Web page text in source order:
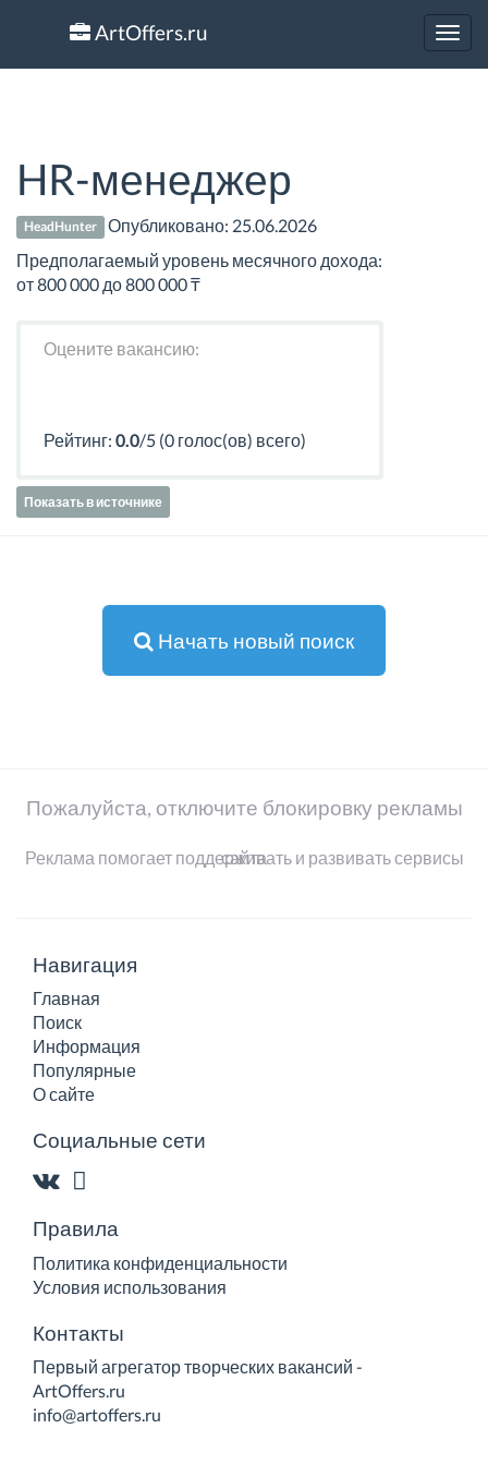
ArtOffers.ru
HR-менеджер
HeadHunter Опубликовано: 25.06.2026
Предполагаемый уровень месячного дохода:
от 800 000 до 800 000 ₸
Оцените вакансию:
Рейтинг: 0.0/5 (0 голос(ов) всего)
Показать в источнике
Начать новый поиск
Пожалуйста, отключите блокировку рекламы
Реклама помогает поддерживать и развивать сервисы сайта
Навигация
Главная
Поиск
Информация
Популярные
О сайте
Социальные сети
Правила
Политика конфиденциальности
Условия использования
Контакты
Первый агрегатор творческих вакансий -
ArtOffers.ru
info@artoffers.ru